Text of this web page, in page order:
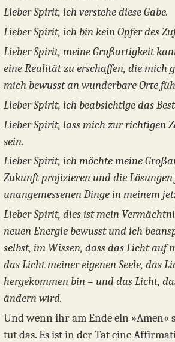
Lieber Spirit, ich verstehe diese Gabe.
Lieber Spirit, ich bin kein Opfer des
Lieber Spirit, meine Großartigkeit
eine Realität zu erschaffen, die mich
mich bewusst an wunderbare Orte
Lieber Spirit, ich beabsichtige das
Lieber Spirit, lass mich zur richtigen
sein.
Lieber Spirit, ich möchte meine
Zukunft projizieren und die
unangemessenen Dinge in meinem
Lieber Spirit, dies ist mein
neuen Energie bewusst und ich
selbst, im Wissen, dass das Licht auf
das Licht meiner eigenen Seele, das
hergekommen bin – und das Licht,
ändern wird.
Und wenn ihr am Ende ein »Amen«
tut das. Es ist in der Tat eine